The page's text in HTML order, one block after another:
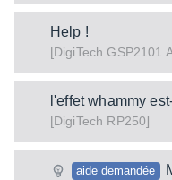
Help !
[DigiTech GSP2101
l'effet whammy
[DigiTech RP250]
aide demandée